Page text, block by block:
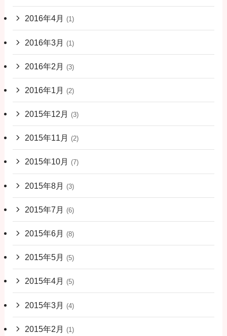
2016年4月 (1)
2016年3月 (1)
2016年2月 (3)
2016年1月 (2)
2015年12月 (3)
2015年11月 (2)
2015年10月 (7)
2015年8月 (3)
2015年7月 (6)
2015年6月 (8)
2015年5月 (5)
2015年4月 (5)
2015年3月 (4)
2015年2月 (1)